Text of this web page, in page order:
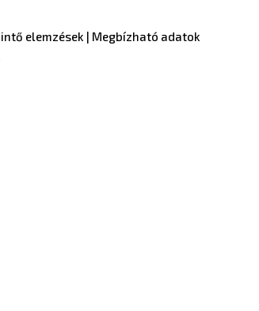
elemzések | Megbízható adatok